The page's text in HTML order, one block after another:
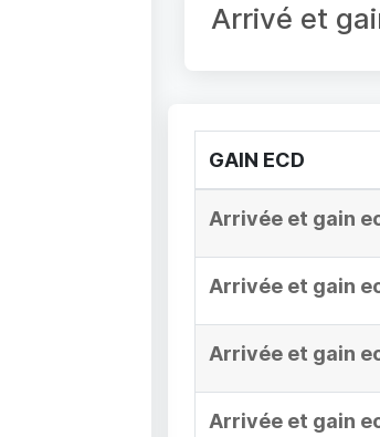
Arrivé et
GAIN ECD
Arrivée et gain
Arrivée et gain
Arrivée et gain
Arrivée et gain